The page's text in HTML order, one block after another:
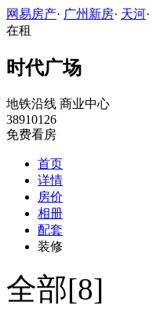
网易房产· 广州新房· 天河·
在租
时代广场
地铁沿线 商业中心
38910126
免费看房
首页
详情
房价
相册
配套
装修
全部[8]